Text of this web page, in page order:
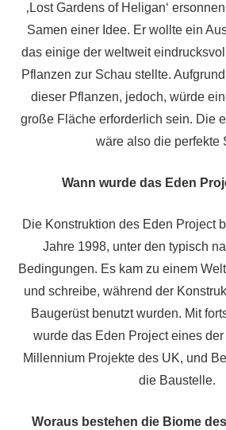
‚Lost Gardens of Heligan‘
Samen einer Idee. Er wollte ein
das einige der weltweit
Pflanzen zur Schau stellte.
dieser Pflanzen, jedoch, würde
große Fläche erforderlich sein. Die
wäre also die perfekte
Wann wurde das Eden
Die Konstruktion des Eden Project
Jahre 1998, unter den typisch
Bedingungen. Es kam zu einem
und schreibe, während der
Baugerüst benutzt wurden. Mit
wurde das Eden Project eines
Millennium Projekte des UK, und
die Baustelle.
Woraus bestehen die Biome